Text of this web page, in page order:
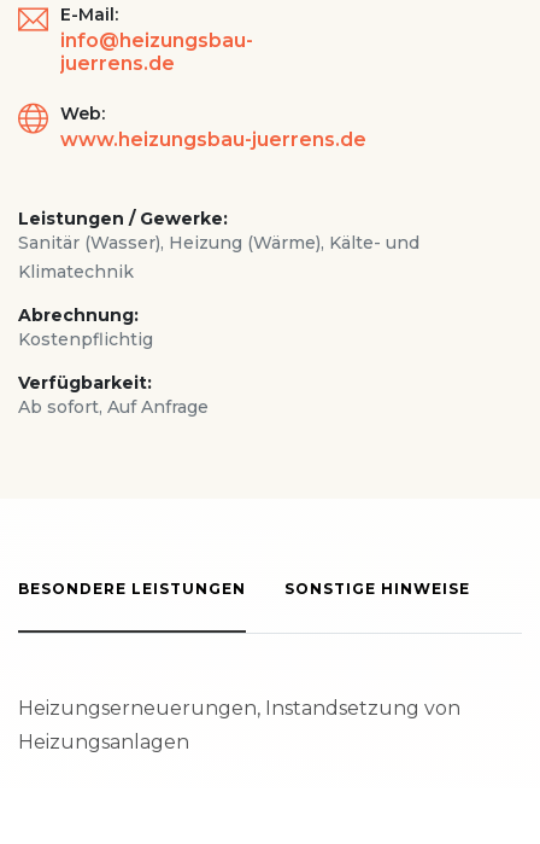
E-Mail:
info@heizungsbau-
juerrens.de
Web:
www.heizungsbau-juerrens.de
Leistungen / Gewerke:
Sanitär (Wasser), Heizung (Wärme), Kälte- und
Klimatechnik
Abrechnung:
Kostenpflichtig
Verfügbarkeit:
Ab sofort, Auf Anfrage
BESONDERE LEISTUNGEN SONSTIGE HINWEISE
Heizungserneuerungen, Instandsetzung von
Heizungsanlagen